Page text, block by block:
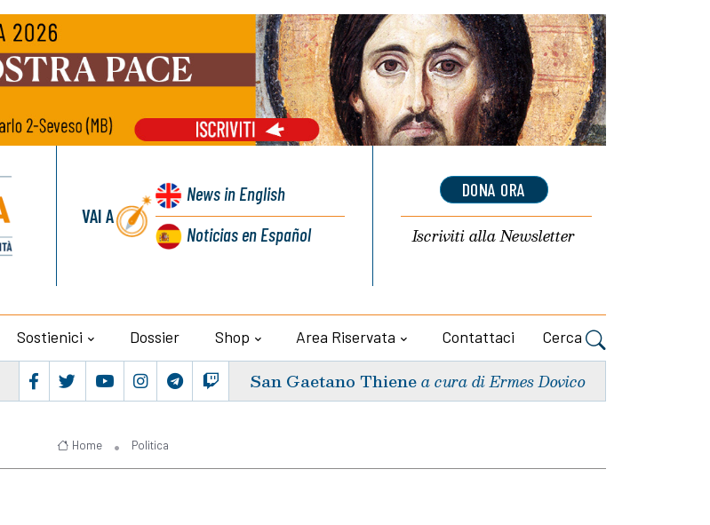
VAI A
Newsin English
Noticiasen Español
DONA ORA
Iscriviti allaNewsletter
Sostienici Dossier Shop Area Riservata Contattaci Cerca
San Gaetano Thiene a cura di Ermes Dovico
Home Politica